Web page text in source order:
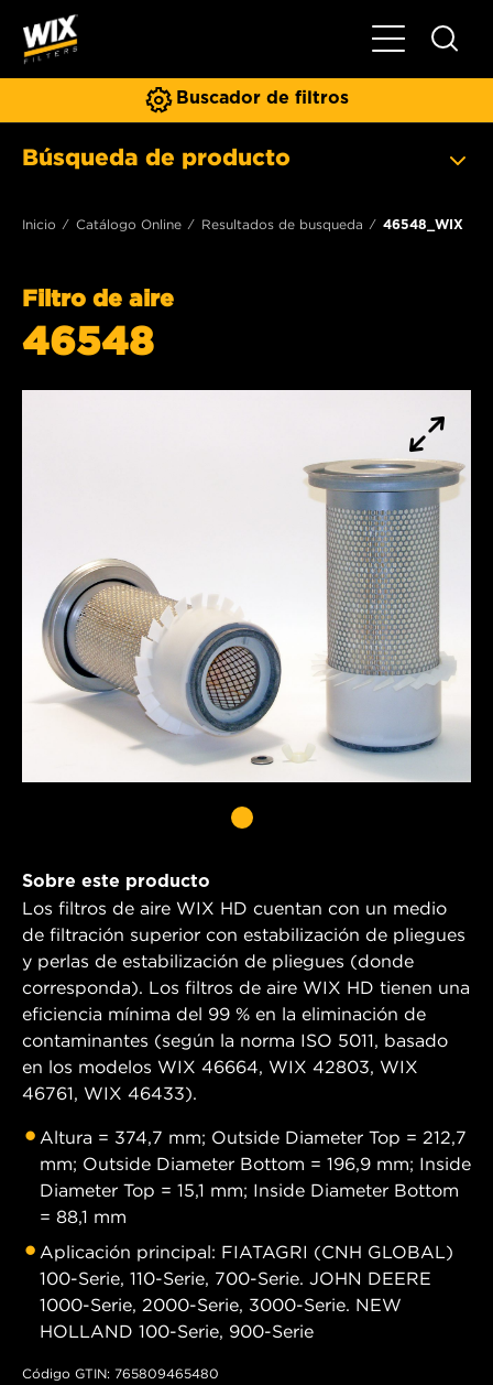
Toggle
Buscador de filtros
Búsqueda de producto
Inicio Catálogo Online Resultados de busqueda 46548_WIX
Filtro de aire
46548
Sobre este producto
Los filtros de aire WIX HD cuentan con un medio
de filtración superior con estabilización de pliegues
y perlas de estabilización de pliegues (donde
corresponda). Los filtros de aire WIX HD tienen una
eficiencia mínima del 99 % en la eliminación de
contaminantes (según la norma ISO 5011, basado
en los modelos WIX 46664, WIX 42803, WIX
46761, WIX 46433).
Altura = 374,7 mm; Outside Diameter Top = 212,7
mm; Outside Diameter Bottom = 196,9 mm; Inside
Diameter Top = 15,1 mm; Inside Diameter Bottom
= 88,1 mm
Aplicación principal: FIATAGRI (CNH GLOBAL)
100-Serie, 110-Serie, 700-Serie. JOHN DEERE
1000-Serie, 2000-Serie, 3000-Serie. NEW
HOLLAND 100-Serie, 900-Serie
Código GTIN: 765809465480